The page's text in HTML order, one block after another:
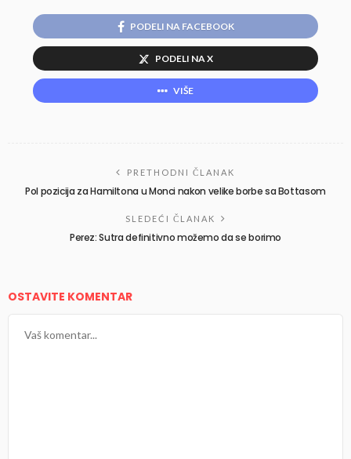
PODELI NA FACEBOOK
PODELI NA X
VIŠE
PRETHODNI ČLANAK
Pol pozicija za Hamiltona u Monci nakon velike borbe sa Bottasom
SLEDEĆI ČLANAK
Perez: Sutra definitivno možemo da se borimo
OSTAVITE KOMENTAR